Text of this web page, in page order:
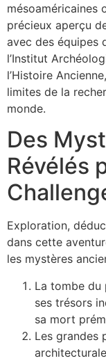
mésoaméricaines
précieux aperçu
avec des équipes
l’Institut
l’Histoire
limites de la
monde.
Des
Révélés
Exploration,
dans cette
les mystères
La tombe du
ses trésors
sa mort
Les grandes